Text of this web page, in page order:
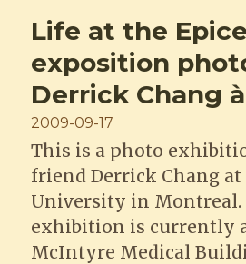
Life at the
exposition
Derrick Chang
Posted
on
2009-09-17
This is a photo
friend Derrick Chang
University in Montreal.
exhibition is currently
McIntyre Medical